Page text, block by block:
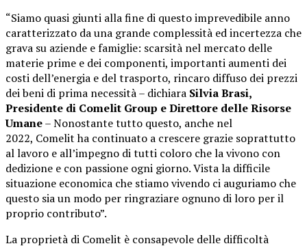
“Siamo quasi giunti alla fine di questo imprevedibile anno
caratterizzato da una grande complessità ed incertezza che
grava su aziende e famiglie: scarsità nel mercato delle
materie prime e dei componenti, importanti aumenti dei
costi dell’energia e del trasporto, rincaro diffuso dei prezzi
dei beni di prima necessità – dichiara Silvia Brasi,
Presidente di Comelit Group e Direttore delle Risorse
Umane– Nonostante tutto questo, anche nel
2022, Comelit ha continuato a crescere grazie soprattutto
al lavoro e all’impegno di tutti coloro che la vivono con
dedizione e con passione ogni giorno. Vista la difficile
situazione economica che stiamo vivendo ci auguriamo che
questo sia un modo per ringraziare ognuno di loro per il
proprio contributo”.
La proprietà di Comelit è consapevole delle difficoltà